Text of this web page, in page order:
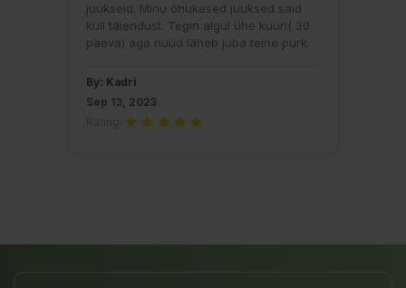
juukseid. Minu õhukesed juuksed said
küll täiendust. Tegin algul ühe kuuri( 30
päeva) aga nüüd läheb juba teine purk.
By: Kadri
Sep 13, 2023